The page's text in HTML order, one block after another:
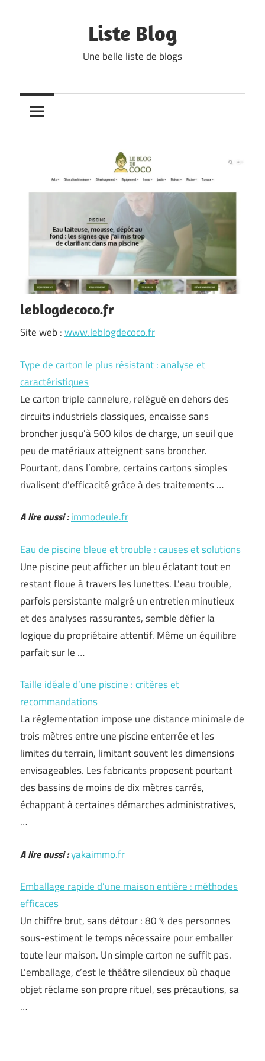
Liste Blog
Une belle liste de blogs
leblogdecoco.fr
Site web :www.leblogdecoco.fr
Type de carton le plus résistant : analyse et
caractéristiques
Le carton triple cannelure, relégué en dehors des
circuits industriels classiques, encaisse sans
broncher jusqu’à 500 kilos de charge, un seuil que
peu de matériaux atteignent sans broncher.
Pourtant, dans l’ombre, certains cartons simples
rivalisent d’efficacité grâce à des traitements …
A lire aussi :immodeule.fr
Eau de piscine bleue et trouble : causes et solutions
Une piscine peut afficher un bleu éclatant tout en
restant floue à travers les lunettes. L’eau trouble,
parfois persistante malgré un entretien minutieux
et des analyses rassurantes, semble défier la
logique du propriétaire attentif. Même un équilibre
parfait sur le …
Taille idéale d’une piscine : critères et
recommandations
La réglementation impose une distance minimale de
trois mètres entre une piscine enterrée et les
limites du terrain, limitant souvent les dimensions
envisageables. Les fabricants proposent pourtant
des bassins de moins de dix mètres carrés,
échappant à certaines démarches administratives,
…
A lire aussi :yakaimmo.fr
Emballage rapide d’une maison entière : méthodes
efficaces
Un chiffre brut, sans détour : 80 % des personnes
sous-estiment le temps nécessaire pour emballer
toute leur maison. Un simple carton ne suffit pas.
L’emballage, c’est le théâtre silencieux où chaque
objet réclame son propre rituel, ses précautions, sa
…